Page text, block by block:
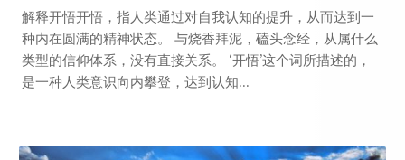
解释开悟开悟，指人类通过对自我认知的提升，从而达到一
种内在圆满的精神状态。 与烧香拜泥，磕头念经，从属什么
类型的信仰体系，没有直接关系。 ‘开悟’这个词所描述的，
是一种人类意识向内攀登，达到认知...